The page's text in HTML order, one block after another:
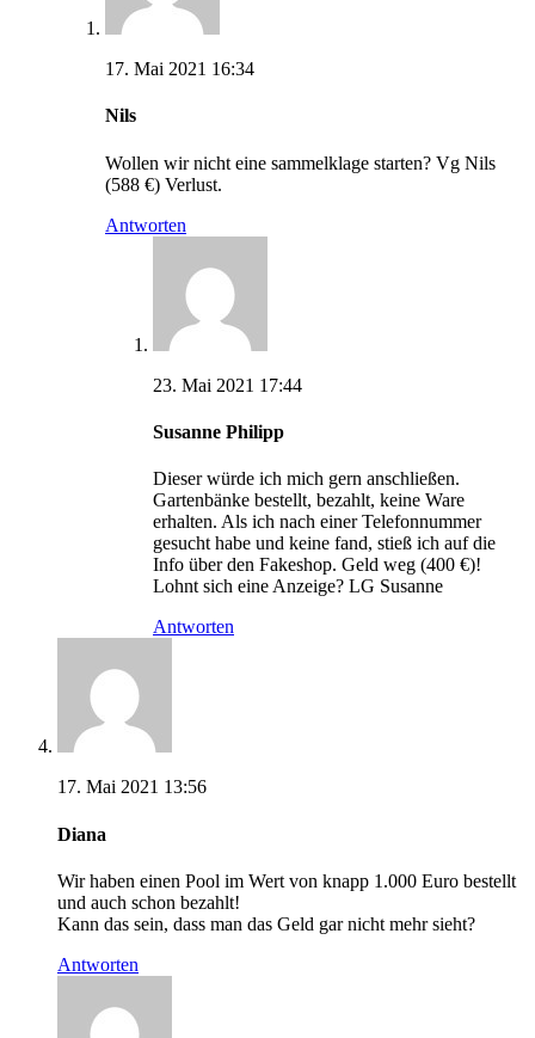
17. Mai 2021 16:34
Nils
Wollen wir nicht eine sammelklage starten? Vg Nils
(588 €) Verlust.
Antworten
23. Mai 2021 17:44
Susanne Philipp
Dieser würde ich mich gern anschließen.
Gartenbänke bestellt, bezahlt, keine Ware
erhalten. Als ich nach einer Telefonnummer
gesucht habe und keine fand, stieß ich auf die
Info über den Fakeshop. Geld weg (400 €)!
Lohnt sich eine Anzeige? LG Susanne
Antworten
17. Mai 2021 13:56
Diana
Wir haben einen Pool im Wert von knapp 1.000 Euro bestellt
und auch schon bezahlt!
Kann das sein, dass man das Geld gar nicht mehr sieht?
Antworten